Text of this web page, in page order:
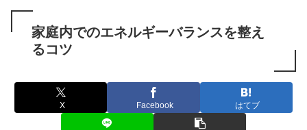
家庭内でのエネルギーバランスを整え
るコツ
X Facebook はてブ